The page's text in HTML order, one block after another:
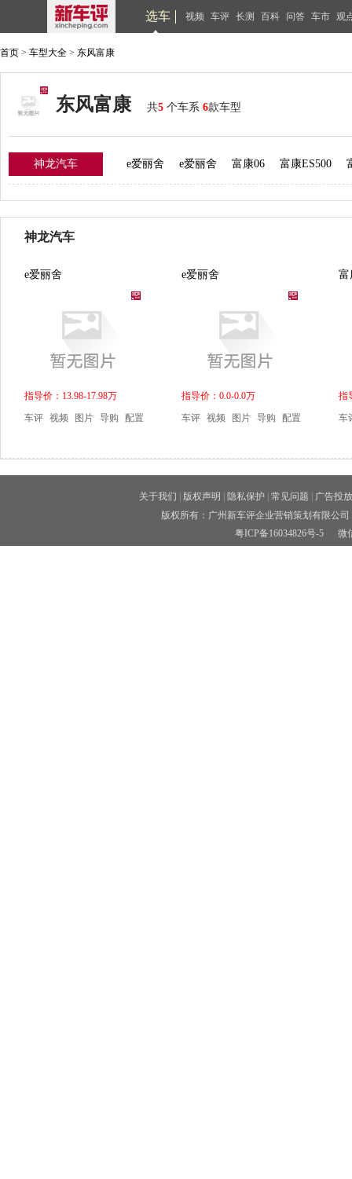
选车 视频 车评 长测 百科 问答 车市 观
首页 > 车型大全 > 东风富康
东风富康 共5 个车系 6款车型
神龙汽车 e爱丽舍 e爱丽舍 富康06 富康ES500
神龙汽车
e爱丽舍
指导价：13.98-17.98万
车评 视频 图片 导购 配置
e爱丽舍
指导价：0.0-0.0万
车评 视频 图片 导购 配置
富
指
车
关于我们 版权声明 隐私保护 常见问题
广告投放
版权所有：广州新车评企业营销策划有限公
粤ICP备16034826号-5微信